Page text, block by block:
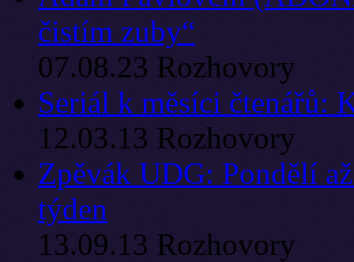
čistím zuby“
07.08.23 Rozhovory
Seriál k měsíci čtenářů:
12.03.13 Rozhovory
Zpěvák UDG: Pondělí
týden
13.09.13 Rozhovory